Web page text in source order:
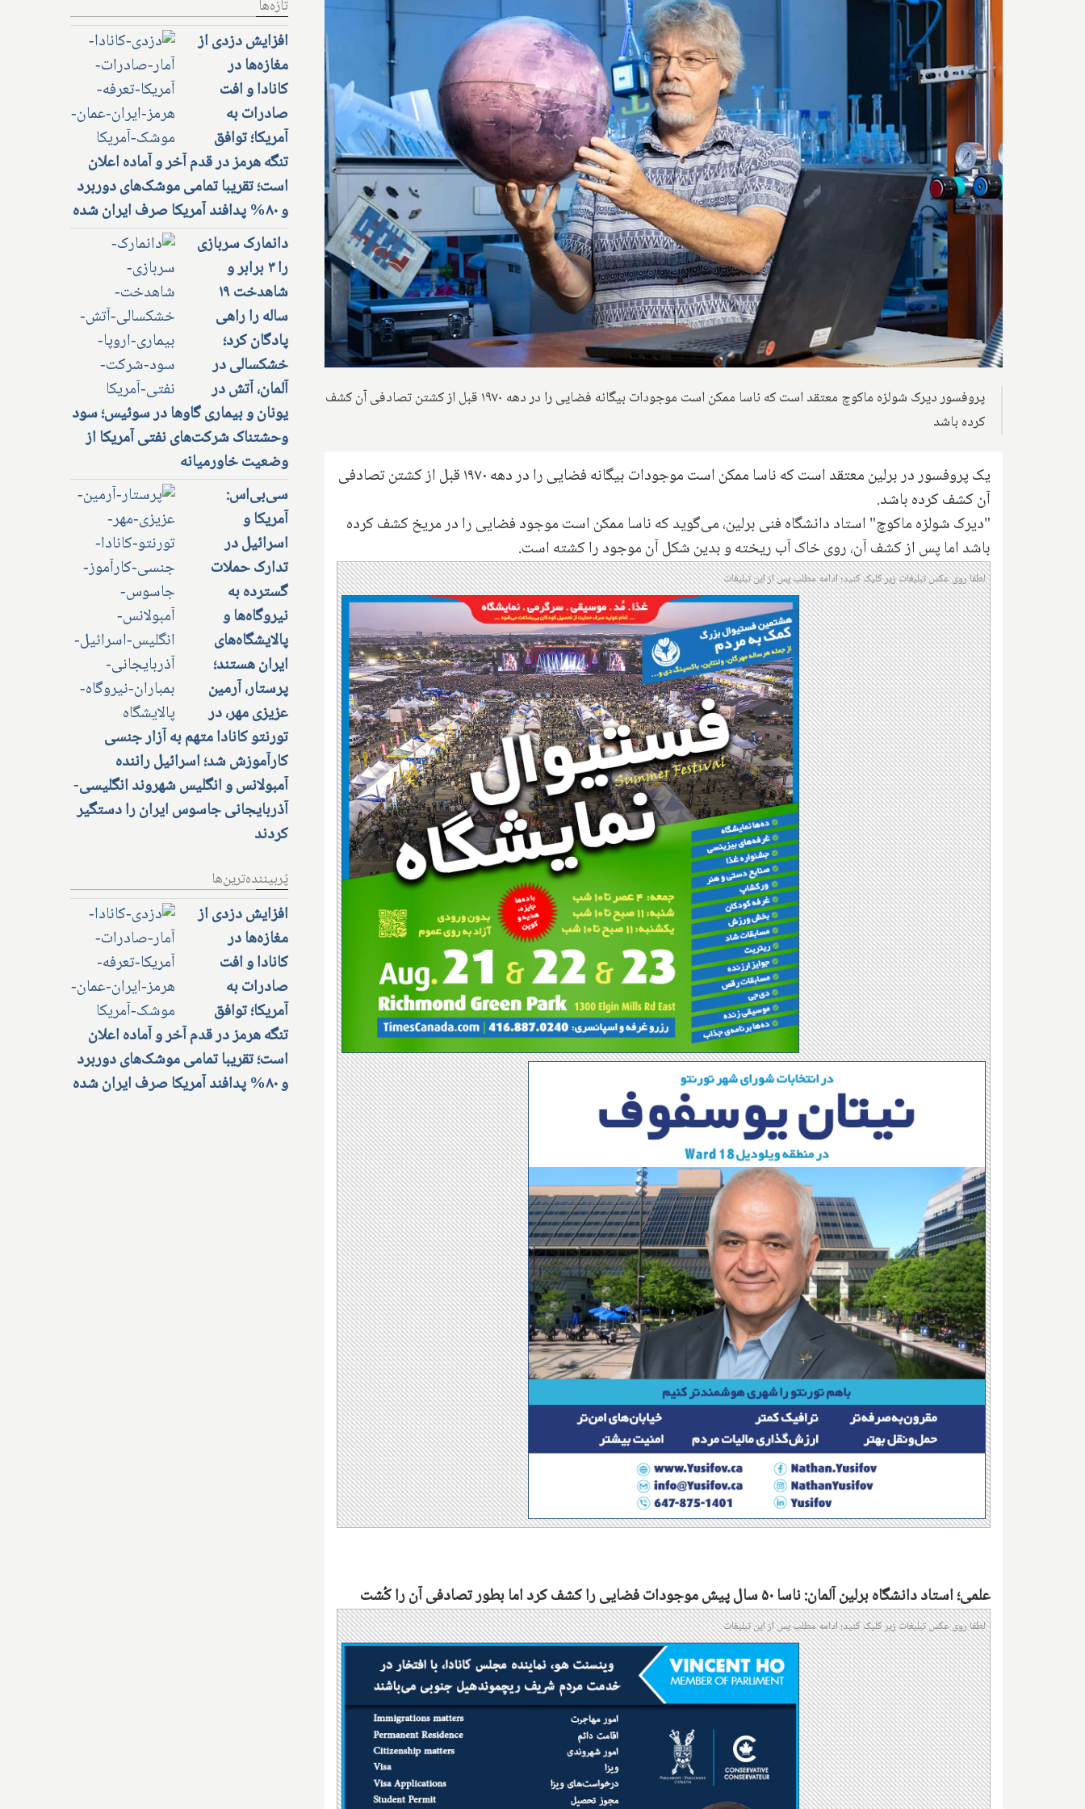
پروفسور دیرک شولزه ماکوچ معتقد است که ناسا ممکن است موجودات بیگانه فضایی را در دهه ۱۹۷۰ قبل از کشتن تصادفی آن کشف
کرده باشد
یک پروفسور در برلین معتقد است که ناسا ممکن است موجودات بیگانه فضایی را در دهه ۱۹۷۰ قبل از کشتن تصادفی
آن کشف کرده باشد.
"دیرک شولزه ماکوچ" استاد دانشگاه فنی برلین، می‌گوید که ناسا ممکن است موجود فضایی را در مریخ کشف کرده
باشد اما پس از کشف آن، روی خاک آب ریخته و بدین شکل آن موجود را کشته است.
لطفا روی عکس تبلیغات زیر کلیک کنید؛ ادامه مطلب پس از این تبلیغات
علمی؛ استاد دانشگاه برلین آلمان: ناسا ۵۰ سال پیش موجودات فضایی را کشف کرد اما بطور تصادفی آن را کُشت
لطفا روی عکس تبلیغات زیر کلیک کنید؛ ادامه مطلب پس از این تبلیغات
تازه‌ها
افزایش دزدی از
مغازه‌ها در
کانادا و افت
صادرات به
آمریکا؛ توافق
تنگه هرمز در قدم آخر و آماده اعلان
است؛ تقریبا تمامی موشک‌های دوربرد
و ۸۰% پدافند آمریکا صرف ایران شده
دانمارک سربازی
را ۳ برابر و
شاهدخت ۱۹
ساله را راهی
پادگان کرد؛
خشکسالی در
آلمان، آتش در
یونان و بیماری گاوها در سوئیس؛ سود
وحشتناک شرکت‌های نفتی آمریکا از
وضعیت خاورمیانه
سی‌بی‌اس:
آمریکا و
اسرائیل در
تدارک حملات
گسترده به
نیروگاه‌ها و
پالایشگاه‌های
ایران هستند؛
پرستار، آرمین
عزیزی مهر، در
تورنتو کانادا متهم به آزار جنسی
کارآموزش شد؛ اسرائیل راننده
آمبولانس و انگلیس شهروند انگلیسی-
آذربایجانی جاسوس ایران را دستگیر
کردند
پُربیننده‌ترین‌ها
افزایش دزدی از
مغازه‌ها در
کانادا و افت
صادرات به
آمریکا؛ توافق
تنگه هرمز در قدم آخر و آماده اعلان
است؛ تقریبا تمامی موشک‌های دوربرد
و ۸۰% پدافند آمریکا صرف ایران شده